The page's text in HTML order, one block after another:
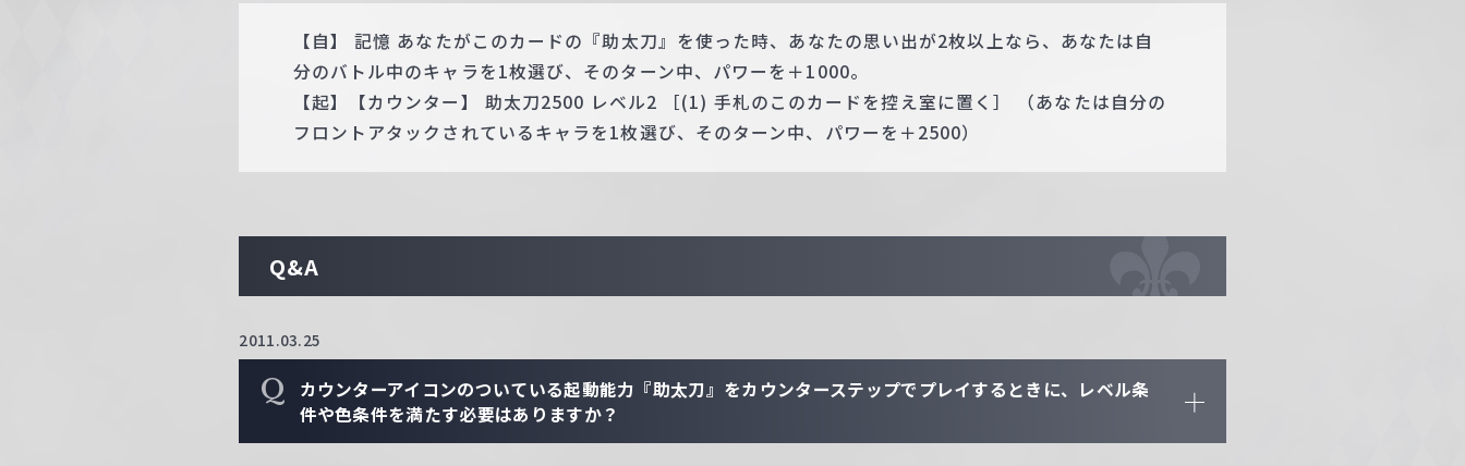
【自】 記憶 あなたがこのカードの『助太刀』を使った時、あなたの思い出が2枚以上なら、あなたは自
分のバトル中のキャラを1枚選び、そのターン中、パワーを＋1000。
【起】【カウンター】 助太刀2500 レベル2 ［(1) 手札のこのカードを控え室に置く］ （あなたは自分の
フロントアタックされているキャラを1枚選び、そのターン中、パワーを＋2500）
Q&A
2011.03.25
Q
カウンターアイコンのついている起動能力『助太刀』をカウンターステップでプレイするときに、レベル条
件や色条件を満たす必要はありますか？